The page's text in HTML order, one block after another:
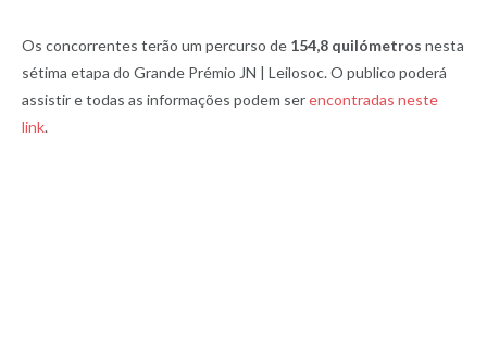
Os concorrentes terão um percurso de 154,8 quilómetros nesta
sétima etapa do Grande Prémio JN | Leilosoc. O publico poderá
assistir e todas as informações podem serencontradas neste
link.